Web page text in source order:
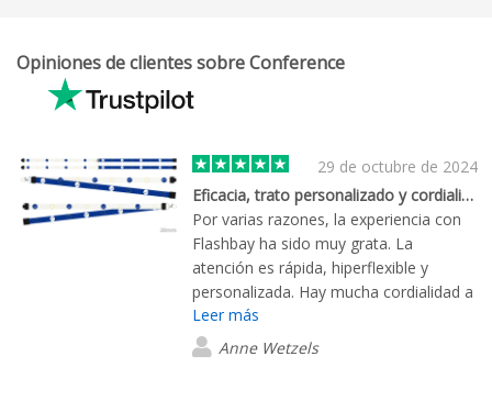
Opiniones de clientes sobre Conference
29 de octubre de 2024
Eficacia, trato personalizado y cordialidad
Por varias razones, la experiencia con
Flashbay ha sido muy grata. La
atención es rápida, hiperflexible y
personalizada. Hay mucha cordialidad a
la vez que eficacia en la gestión del
pedido. Y lo más importante: son
Leer más
Anne Wetzels